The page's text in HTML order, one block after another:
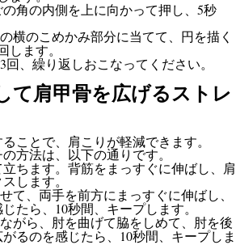
角の内側を上に向かって押し、 5秒
横のこめかみ部分に当てて、円を描く
します。
3回、繰り返しおこなってください。
て肩甲骨を広げるストレ
ことで、肩こりが軽減できます。
方法は、以下の通りです。
ちます。背筋をまっすぐに伸ばし、肩
します。
て、両手を前方にまっすぐに伸ばし、
たら、
10秒間、キープします。
がら、肘を曲げて脇をしめて、肘を後
るのを感じたら、
10秒間、キープしま